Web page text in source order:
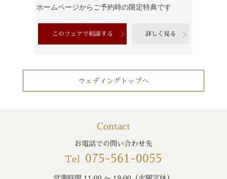
ホームページからご予約時の限定特典です
このフェアで相談する 詳しく見る
ウェディングトップへ
Contact
お電話での問い合わせ先
Tel 075-561-0055